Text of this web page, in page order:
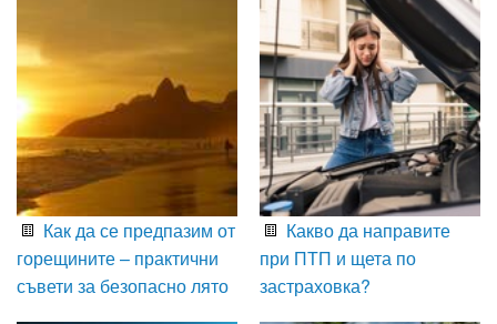
Как да се предпазим от
горещините – практични
съвети за безопасно лято
Какво да направите
при ПТП и щета по
застраховка?